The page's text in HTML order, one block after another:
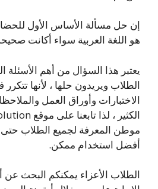
إن حل مسألة الأساس الأول
هو اللغة العربية سواء أكانت
يعتبر هذا السؤال من أهم الأسئلة
الطلاب ويريدون حلها ، لأنها
الاختبارات وأوراق العمل
موطن المعرفة لجميع الطلاب حتى
أفضل استخدام ممكن.
الطلاب الأعزاء يمكنكم البحث